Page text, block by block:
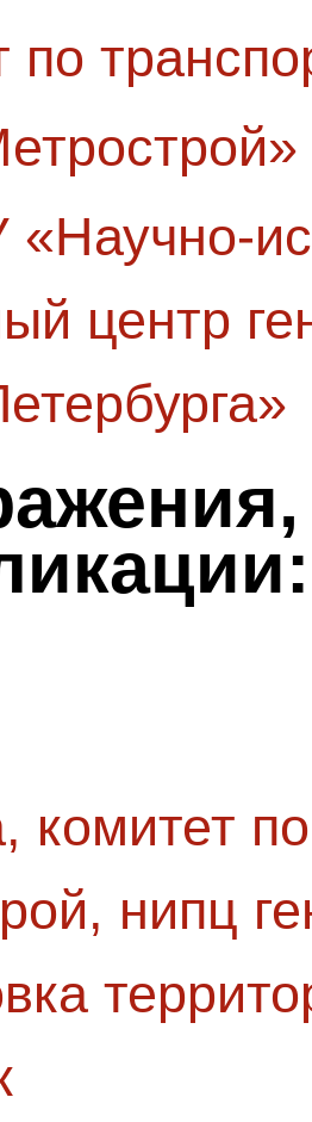
по
центр
, комитет
, нипц